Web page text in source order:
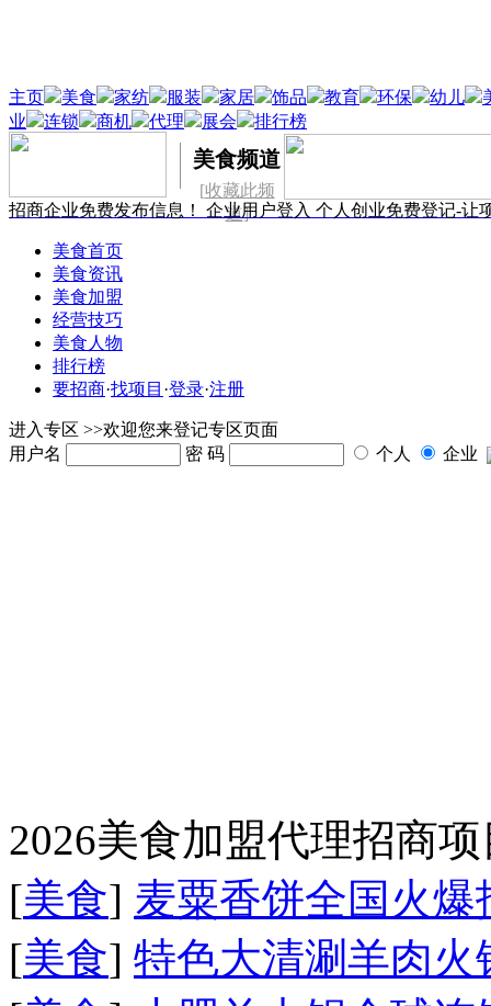
主页 美食 家纺 服装 家居 饰品 教育 环保 幼儿
业
连锁 商机 代理 展会 排行榜
美食频道
[收藏此频
道]
招商企业免费发布信息！ 企业用户登入 个人创业免费登记-让
美食首页
美食资讯
美食加盟
经营技巧
美食人物
排行榜
要招商·找项目 ·登录·注册
进入专区 >>欢迎您来登记专区页面
用户名
密 码 个人 企业
2026美食加盟代理招商
[美食] 麦粟香饼全国火
[美食] 特色大清涮羊肉火